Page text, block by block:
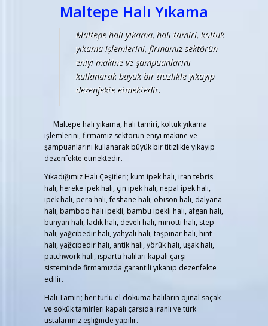
Maltepe Halı Yıkama
Maltepe halı yıkama, halı tamiri, koltuk
yıkama işlemlerini, firmamız sektörün
eniyi makine ve şampuanlarını
kullanarak büyük bir titizlikle yıkayıp
dezenfekte etmektedir.
Maltepe halı yıkama, halı tamiri, koltuk yıkama
işlemlerini, firmamız sektörün eniyi makine ve
şampuanlarını kullanarak büyük bir titizlikle yıkayıp
dezenfekte etmektedir.
Yıkadığımız Halı Çeşitleri; kum ipek halı, iran tebris
halı, hereke ipek halı, çin ipek halı, nepal ipek halı,
ipek halı, pera halı, feshane halı, obison halı, dalyana
halı, bamboo halı ipekli, bambu ipekli halı, afgan halı,
bünyan halı, ladik halı, develi halı, minotti halı, step
halı, yağcıbedir halı, yahyalı halı, taşpınar halı, hint
halı, yağcıbedir halı, antik halı, yörük halı, uşak halı,
patchwork halı, ısparta halıları kapalı çarşı
sisteminde firmamızda garantili yıkanıp dezenfekte
edilir.
Halı Tamiri; her türlü el dokuma halıların ojinal saçak
ve sökük tamirleri kapalı çarşıda iranlı ve türk
ustalarımız eşliğinde yapılır.